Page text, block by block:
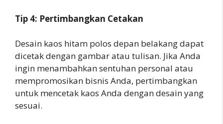
Tip 4: Pertimbangkan Cetakan
Desain kaos hitam polos depan belakang dapat
dicetak dengan gambar atau tulisan. Jika Anda
ingin menambahkan sentuhan personal atau
mempromosikan bisnis Anda, pertimbangkan
untuk mencetak kaos Anda dengan desain yang
sesuai.